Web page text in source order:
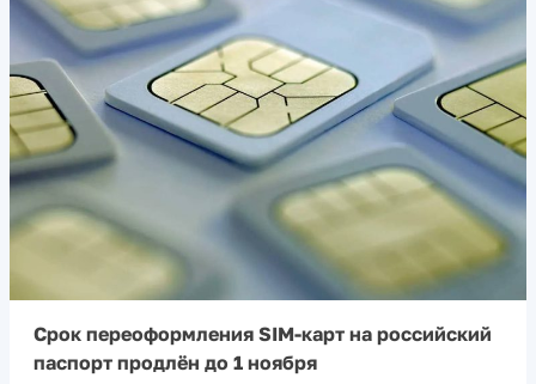
Срок переоформления SIM-карт на российский
паспорт продлён до 1 ноября